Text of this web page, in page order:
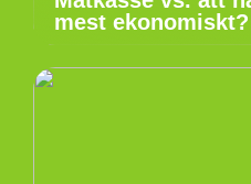
mest ekonomiskt?